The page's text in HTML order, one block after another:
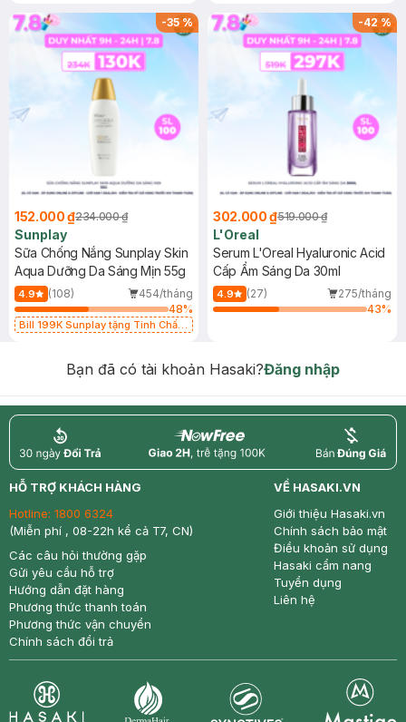
-35%
152.000 ₫234.000 ₫
Sunplay
Sữa Chống Nắng Sunplay Skin
Aqua Dưỡng Da Sáng Mịn 55g
4.9 (108)
454/tháng
48%
Bill 199K Sunplay tặng Tinh Chất
-42%
302.000 ₫519.000 ₫
L'Oreal
Serum L'Oreal Hyaluronic Acid
Cấp Ẩm Sáng Da 30ml
4.9 (27)
275/tháng
43%
Bạn đã có tài khoản Hasaki?Đăng nhập
return nowfree price
HỖ TRỢ KHÁCH HÀNG
Hotline: 1800 6324
(Miễn phí , 08-22h kể cả T7, CN)
Các câu hỏi thường gặp
Gửi yêu cầu hỗ trợ
Hướng dẫn đặt hàng
Phương thức thanh toán
Phương thức vận chuyển
Chính sách đổi trả
VỀ HASAKI.VN
Giới thiệu Hasaki.vn
Chính sách bảo mật
Điều khoản sử dụng
Hasaki cẩm nang
Tuyển dụng
Liên hệ